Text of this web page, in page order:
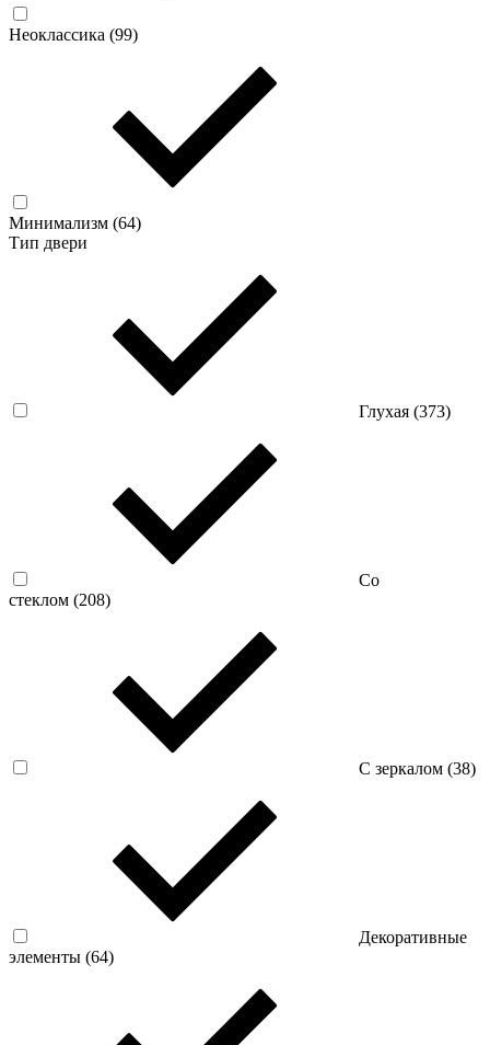
Неоклассика (99)
Минимализм (64)
Тип двери
Глухая (373)
Со
стеклом (208)
С зеркалом (38)
Декоративные
элементы (64)